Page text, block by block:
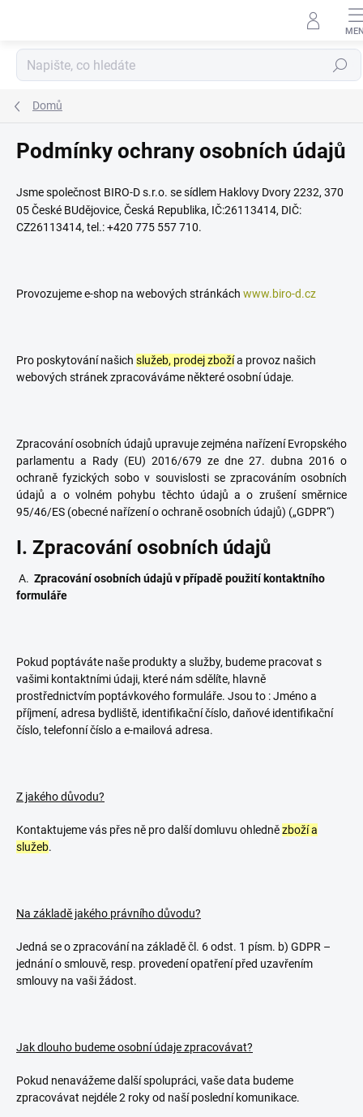
Hledat
Domů
Podmínky ochrany osobních údajů
Jsme společnost BIRO-D s.r.o. se sídlem Haklovy Dvory 2232, 370
05 České BUdějovice, Česká Republika, IČ:26113414, DIČ:
CZ26113414, tel.: +420 775 557 710.
Provozujeme e-shop na webových stránkách www.biro-d.cz
Pro poskytování našich služeb, prodej zbožía provoz našich
webových stránek zpracováváme některé osobní údaje.
Zpracování osobních údajů upravuje zejména nařízení Evropského
parlamentu a Rady (EU) 2016/679 ze dne 27. dubna 2016 o
ochraně fyzických sobo v souvislosti se zpracováním osobních
údajů a o volném pohybu těchto údajů a o zrušení směrnice
95/46/ES (obecné nařízení o ochraně osobních údajů) („GDPR“)
I. Zpracování osobních údajů
A. Zpracování osobních údajů v případě použití kontaktního
formuláře
Pokud poptáváte naše produkty a služby, budeme pracovat s
vašimi kontaktními údaji, které nám sdělíte, hlavně
prostřednictvím poptávkového formuláře. Jsou to : Jméno a
příjmení, adresa bydliště, identifikační číslo, daňové identifikační
číslo, telefonní číslo a e-mailová adresa.
Z jakého důvodu?
Kontaktujeme vás přes ně pro další domluvu ohlednězboží a
služeb.
Na základě jakého právního důvodu?
Jedná se o zpracování na základě čl. 6 odst. 1 písm. b) GDPR –
jednání o smlouvě, resp. provedení opatření před uzavřením
smlouvy na vaši žádost.
Jak dlouho budeme osobní údaje zpracovávat?
Pokud nenavážeme další spolupráci, vaše data budeme
zpracovávat nejdéle 2 roky od naší poslední komunikace.